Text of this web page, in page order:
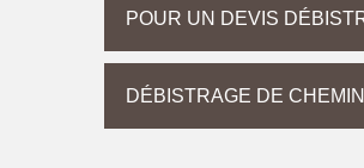
POUR UN DEVIS
DÉBISTRAGE DE